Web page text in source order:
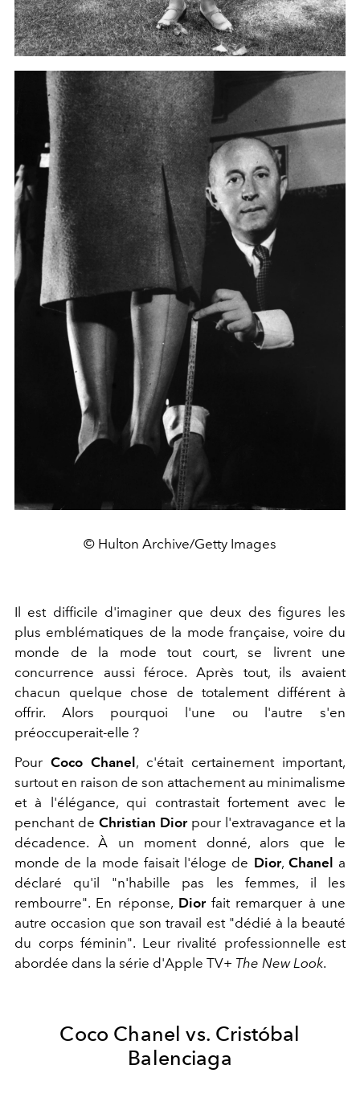
© Hulton Archive/Getty Images
Il est difficile d'imaginer que deux des figures les
plus emblématiques de la mode française, voire du
monde de la mode tout court, se livrent une
concurrence aussi féroce. Après tout, ils avaient
chacun quelque chose de totalement différent à
offrir. Alors pourquoi l'une ou l'autre s'en
préoccuperait-elle ?
Pour Coco Chanel, c'était certainement important,
surtout en raison de son attachement au minimalisme
et à l'élégance, qui contrastait fortement avec le
penchant de Christian Dior pour l'extravagance et la
décadence. À un moment donné, alors que le
monde de la mode faisait l'éloge de Dior, Chanel a
déclaré qu'il "n'habille pas les femmes, il les
rembourre". En réponse, Diorfait remarquer à une
autre occasion que son travail est "dédié à la beauté
du corps féminin". Leur rivalité professionnelle est
abordée dans la série d'Apple TV+ The New Look.
Coco Chanel vs. Cristóbal
Balenciaga